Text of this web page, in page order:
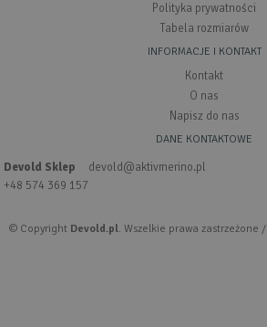
Polityka prywatności
Tabela rozmiarów
INFORMACJE I KONTAKT
Kontakt
O nas
Napisz do nas
DANE KONTAKTOWE
Devold Sklep
+48 574 369 157
devold@aktivmerino.pl
© Copyright Devold.pl. Wszelkie prawa zastrzeżone /